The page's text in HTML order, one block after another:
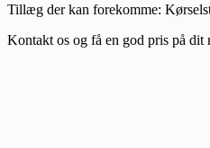
Tillæg der kan forekomme:
Kontakt os og få en god pris på dit